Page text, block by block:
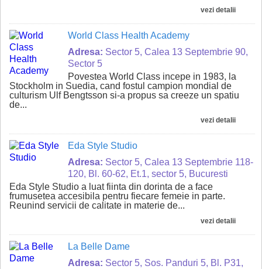
vezi detalii
World Class Health Academy
Adresa: Sector 5, Calea 13 Septembrie 90,
Sector 5
Povestea World Class incepe in 1983, la
Stockholm in Suedia, cand fostul campion mondial de
culturism Ulf Bengtsson si-a propus sa creeze un spatiu
de...
vezi detalii
Eda Style Studio
Adresa: Sector 5, Calea 13 Septembrie 118-
120, Bl. 60-62, Et.1, sector 5, Bucuresti
Eda Style Studio a luat fiinta din dorinta de a face
frumusetea accesibila pentru fiecare femeie in parte.
Reunind servicii de calitate in materie de...
vezi detalii
La Belle Dame
Adresa: Sector 5, Sos. Panduri 5, Bl. P31,